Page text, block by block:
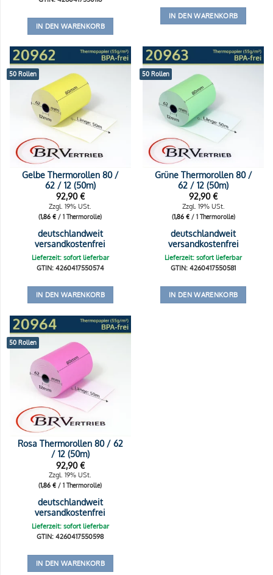
IN DEN WARENKORB
IN DEN WARENKORB
50 Rollen
Gelbe Thermorollen 80 /
62 / 12 (50m)
92,90€
Zzgl. 19% USt.
(1,86€ / 1 Thermorolle)
deutschlandweit
versandkostenfrei
Lieferzeit: sofort lieferbar
GTIN: 4260417550574
IN DEN WARENKORB
50 Rollen
Grüne Thermorollen 80 /
62 / 12 (50m)
92,90€
Zzgl. 19% USt.
(1,86 €/ 1 Thermorolle)
deutschlandweit
versandkostenfrei
Lieferzeit: sofort lieferbar
GTIN: 4260417550581
IN DEN WARENKORB
50 Rollen
Rosa Thermorollen 80 / 62
/ 12 (50m)
92,90€
Zzgl. 19% USt.
(1,86€ / 1 Thermorolle)
deutschlandweit
versandkostenfrei
Lieferzeit: sofort lieferbar
GTIN: 4260417550598
IN DEN WARENKORB